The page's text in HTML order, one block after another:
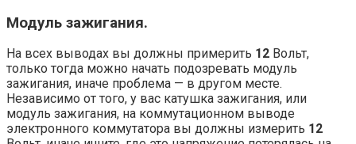
Модуль зажигания.
На всех выводах вы должны примерить 12 Вольт,
только тогда можно начать подозревать модуль
зажигания, иначе проблема — в другом месте.
Независимо от того, у вас катушка зажигания, или
модуль зажигания, на коммутационном выводе
электронного коммутатора вы должны измерить 12